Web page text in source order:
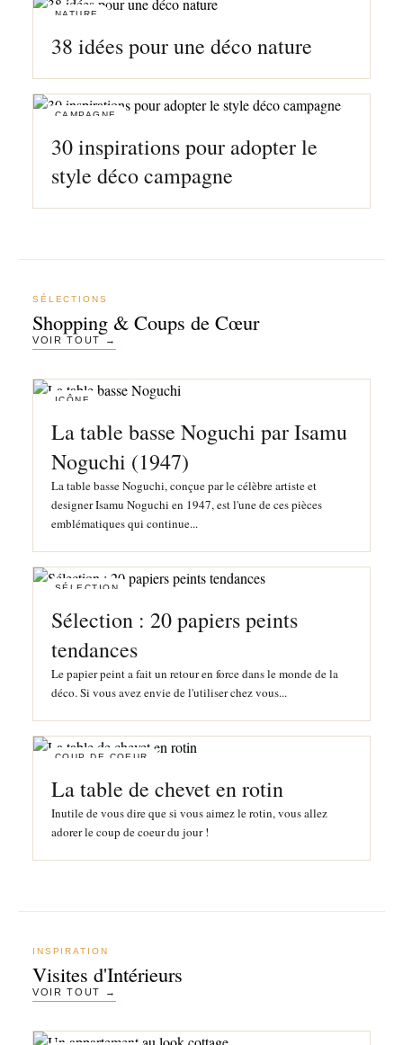
NATURE
38 idées pour une déco nature
CAMPAGNE
30 inspirations pour adopter le
style déco campagne
SÉLECTIONS
Shopping & Coups de Cœur
VOIR TOUT →
ICÔNE
La table basse Noguchi par Isamu
Noguchi (1947)
La table basse Noguchi, conçue par le célèbre artiste et
designer Isamu Noguchi en 1947, est l'une de ces pièces
emblématiques qui continue...
SÉLECTION
Sélection : 20 papiers peints
tendances
Le papier peint a fait un retour en force dans le monde de la
déco. Si vous avez envie de l'utiliser chez vous...
COUP DE COEUR
La table de chevet en rotin
Inutile de vous dire que si vous aimez le rotin, vous allez
adorer le coup de coeur du jour !
INSPIRATION
Visites d'Intérieurs
VOIR TOUT →